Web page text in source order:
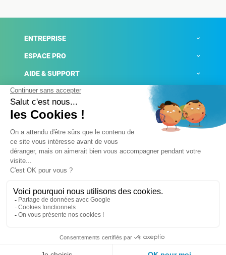
ENTREPRISE
ESPACE PRO
AIDE & SUPPORT
ACTUALITÉS
Mentions légales
Conditions générales de ventes
Plateforme de signalement